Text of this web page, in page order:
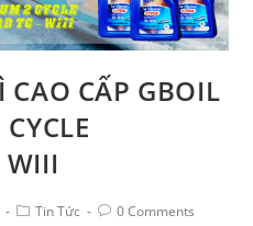
CẤP GBOIL
WIII
Tin Tức 0 Comments